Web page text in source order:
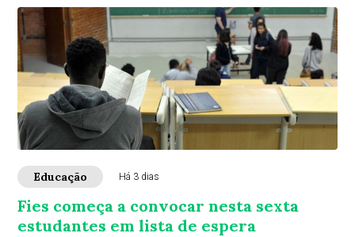
Educação Há 3 dias
Fies começa a convocar nesta sexta
estudantes em lista de espera